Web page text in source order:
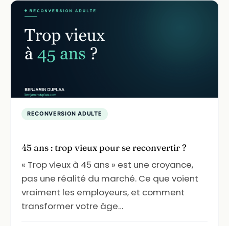
RECONVERSION ADULTE
45 ans : trop vieux pour se reconvertir ?
« Trop vieux à 45 ans » est une croyance,
pas une réalité du marché. Ce que voient
vraiment les employeurs, et comment
transformer votre âge…